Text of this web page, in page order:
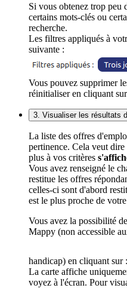
Si vous obtenez trop peu
certains mots-clés ou
recherche.
Les filtres appliqués à
suivante :
Vous pouvez supprimer
réinitialiser en cliquant
3. Visualiser les résultats
La liste des offres
pertinence. Cela veut
plus à vos critères
Vous avez renseigné le
restitue les offres
celles-ci sont d'abord
est le plus proche de
Vous avez la possibilité
Mappy (non accessible
handicap) en cliquant sur :
La carte affiche
voyez à l'écran. Pour